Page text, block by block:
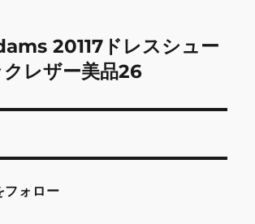
20117ドレスシュー
レザー美品26
ォロー